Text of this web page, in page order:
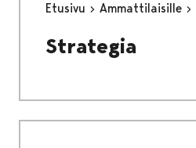
Etusivu Ammattilaisille
Strategia